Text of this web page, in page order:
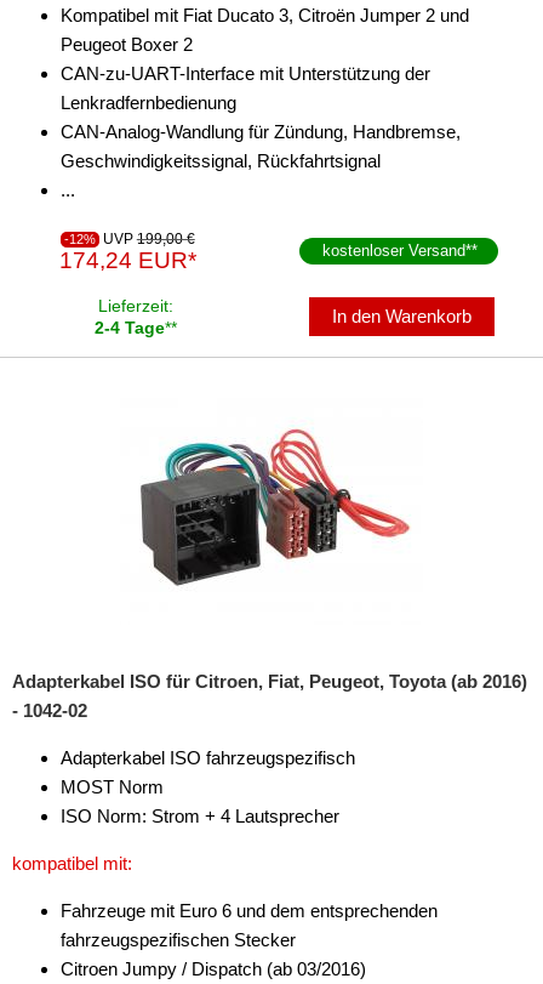
Kompatibel mit Fiat Ducato 3, Citroën Jumper 2 und
Peugeot Boxer 2
CAN-zu-UART-Interface mit Unterstützung der
Lenkradfernbedienung
CAN-Analog-Wandlung für Zündung, Handbremse,
Geschwindigkeitssignal, Rückfahrtsignal
...
-12% UVP 199,00 €
174,24 EUR* kostenloser Versand**
Lieferzeit:
2-4 Tage**
In den Warenkorb
Adapterkabel ISO für Citroen, Fiat, Peugeot, Toyota (ab 2016)
- 1042-02
Adapterkabel ISO fahrzeugspezifisch
MOST Norm
ISO Norm: Strom + 4 Lautsprecher
kompatibel mit:
Fahrzeuge mit Euro 6 und dem entsprechenden
fahrzeugspezifischen Stecker
Citroen Jumpy / Dispatch (ab 03/2016)